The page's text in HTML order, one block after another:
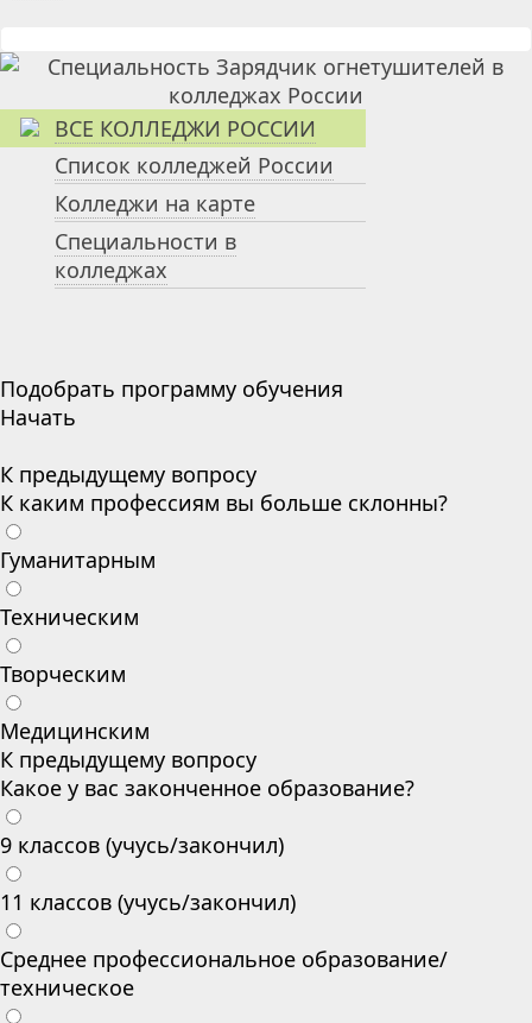
ВСЕ КОЛЛЕДЖИ РОССИИ
Список колледжей России
Колледжи на карте
Специальности в
колледжах
Подобрать программу обучения
Начать
К предыдущему вопросу
К каким профессиям вы больше склонны?
Гуманитарным
Техническим
Творческим
Медицинским
К предыдущему вопросу
Какое у вас законченное образование?
9 классов (учусь/закончил)
11 классов (учусь/закончил)
Среднее профессиональное образование/
техническое